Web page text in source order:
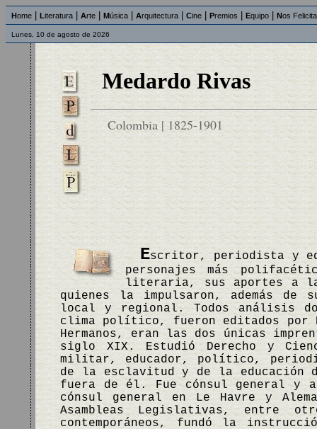
Home Literatura Arte Música Arquitectura Cine Premios Equipo Nos
Lunes, 10 de agosto de 2026
Medardo Rivas
Colombia | 1825-1901
Escritor, periodista y
personajes más
literaria, sus aportes a
quienes la impulsaron, además de
local y regional. Todos análisis
clima político, fueron editados por
Hermanos, eran las dos únicas
siglo XIX. Estudió Derecho y
militar, educador, político,
de la esclavitud y de la educación
fuera de él. Fue cónsul general y
cónsul general en Le Havre y
Asambleas Legislativas, entre
contemporáneos, fundó la